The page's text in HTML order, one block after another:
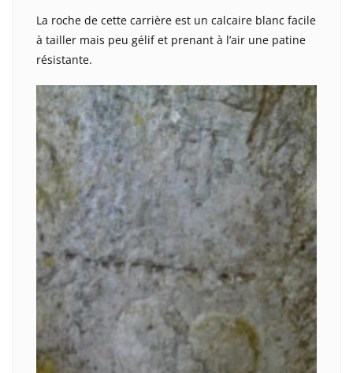
La roche de cette carrière est un calcaire blanc facile
à tailler mais peu gélif et prenant à l’air une patine
résistante.